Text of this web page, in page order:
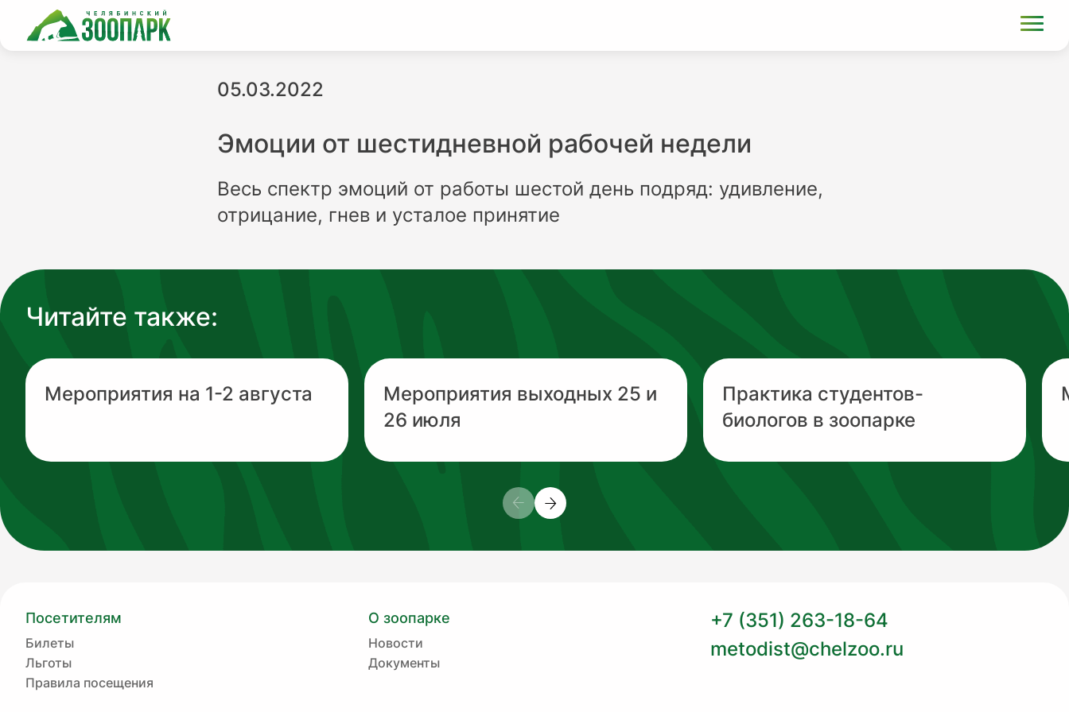
05.03.2022
Эмоции от шестидневной рабочей недели
Весь спектр эмоций от работы шестой день подряд: удивление,
отрицание, гнев и усталое принятие
Читайте также:
Мероприятия на 1-2 августа
Мероприятия выходных 25 и
26 июля
Практика студентов-
биологов в зоопарке
Посетителям
Билеты
Льготы
Правила посещения
О зоопарке
Новости
Документы
+7 (351) 263-18-64
metodist@chelzoo.ru